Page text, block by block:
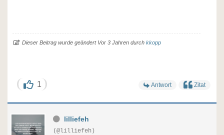
Dieser Beitrag wurde geändert Vor 3 Jahren durch kkopp
1 Antwort Zitat
lilliefeh
(@lilliefeh)